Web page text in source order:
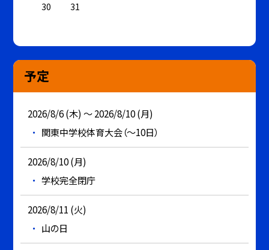
30
31
予定
2026/8/6 (木) ～ 2026/8/10 (月)
関東中学校体育大会（～10日）
2026/8/10 (月)
学校完全閉庁
2026/8/11 (火)
山の日